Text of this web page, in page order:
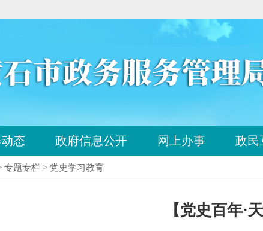
态 政府信息公开 网上办事 政民
专题专栏 > 党史学习教育
【党史百年·